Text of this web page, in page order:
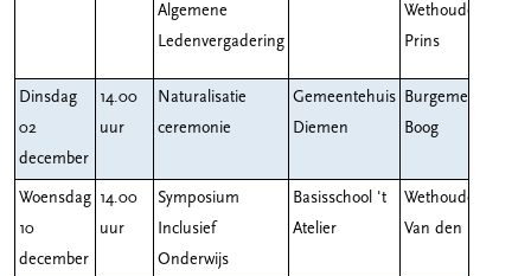
Algemene
Ledenvergadering
Wethouder
Prins
Dinsdag
02
december
14.00
uur
Naturalisatie
ceremonie
Gemeentehuis
Diemen
Burgemeester
Boog
Woensdag
10
december
14.00
uur
Symposium
Inclusief
Onderwijs
Basisschool 't
Atelier
Wethouder
Van den Berg